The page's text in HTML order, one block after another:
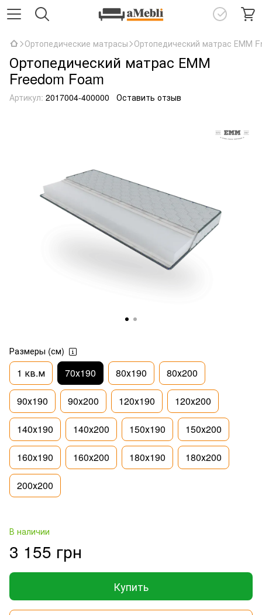
Ортопедические матрасы Ортопедический матрас ЕММ
Ортопедический матрас ЕММ
Freedom Foam
Артикул: 2017004-400000 Оставить отзыв
Размеры (см)
1 кв.м 70х190 80х190 80х200
90х190 90х200 120х190 120х200
140х190 140х200 150х190 150х200
160х190 160х200 180х190 180х200
200х200
В наличии
3 155 грн
Купить